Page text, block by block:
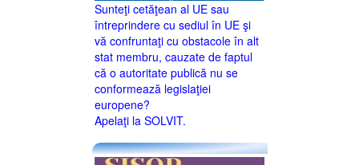
Sunteţi cetăţean al UE sau
întreprindere cu sediul în UE şi
vă confruntaţi cu obstacole în alt
stat membru, cauzate de faptul
că o autoritate publică nu se
conformează legislaţiei
europene?
Apelaţi la SOLVIT.